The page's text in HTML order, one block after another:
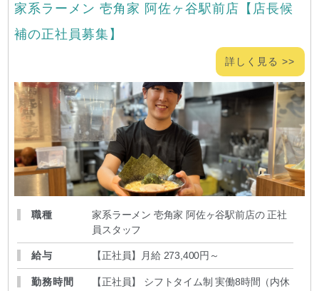
家系ラーメン 壱角家 阿佐ヶ谷駅前店【店長候
補の正社員募集】
詳しく見る >>
職種
家系ラーメン 壱角家 阿佐ヶ谷駅前店の 正社
員スタッフ
給与 【正社員】月給 273,400円～
勤務時間
【正社員】 シフトタイム制 実働8時間（内休